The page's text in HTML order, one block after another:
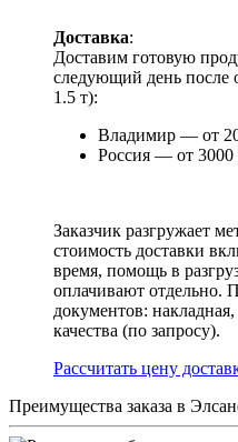
Доставка:
Доставим готовую
следующий день после
1.5 т):
Владимир — от
Россия — от 3000
Заказчик разгружает
стоимость доставки
время, помощь в
оплачивают отдельно.
документов:
качества (по запросу).
Раcсчитать цену
Преимущества заказа в